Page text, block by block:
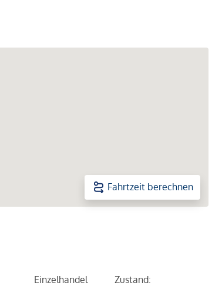
Fahrtzeit berechnen
Einzelhandel Zustand: